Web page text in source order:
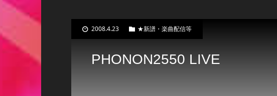
2008.4.23 ★新譜・楽曲配信等
PHONON2550 LIVE